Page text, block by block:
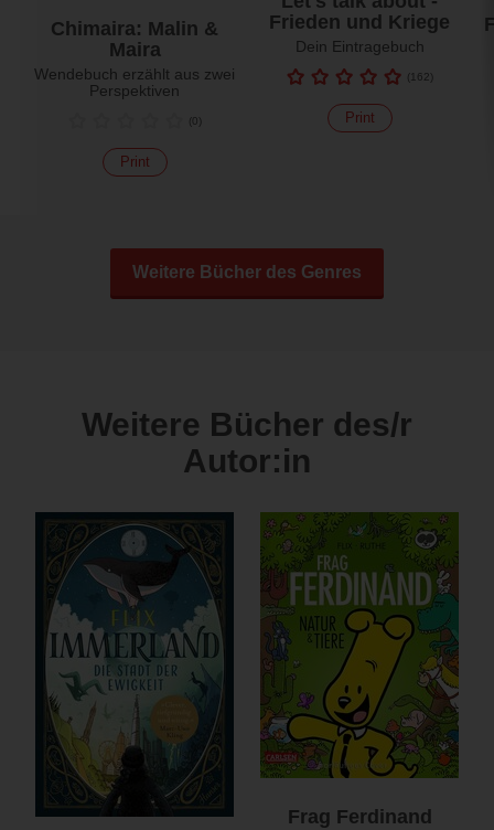
Chimaira: Malin &
Maira
Wendebuch erzählt aus zwei
Perspektiven
(0)
Print
Frieden und Kriege
Dein Eintragebuch
(162)
Print
Weitere Bücher des Genres
Weitere Bücher des/r
Autor:in
Frag Ferdinand